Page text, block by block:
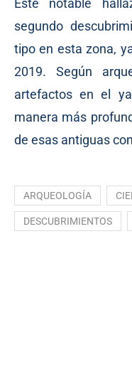
Este notable
segundo
tipo en esta zona,
2019. Según
artefactos en el
manera más
de esas antiguas
ARQUEOLOGÍA
DESCUBRIMIENTOS